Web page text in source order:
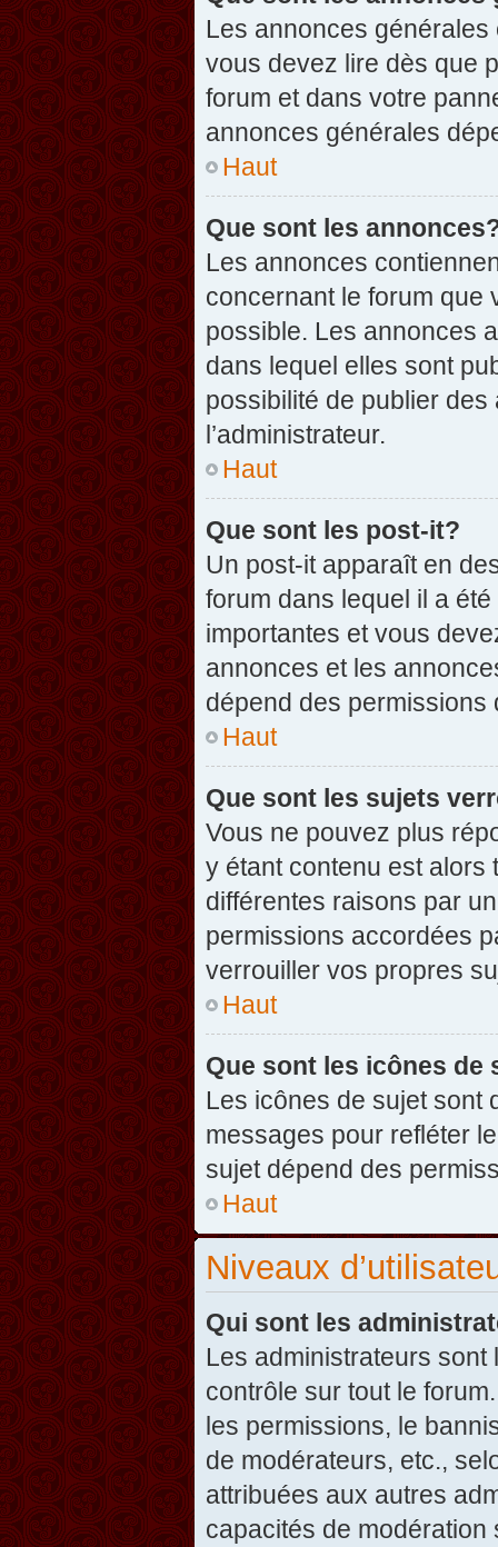
Les annonces
vous devez lire dès que
forum et dans votre
annonces générales
Haut
Que sont les
Les annonces
concernant le forum que
possible. Les annonces
dans lequel elles sont
possibilité de publier
l’administrateur.
Haut
Que sont les post-it?
Un post-it apparaît en
forum dans lequel il a
importantes et vous
annonces et les
dépend des permissions
Haut
Que sont les sujets
Vous ne pouvez plus
y étant contenu est alors
différentes raisons par
permissions accordées
verrouiller vos propres
Haut
Que sont les icônes de
Les icônes de sujet sont
messages pour refléter
sujet dépend des
Haut
Niveaux
Qui sont les
Les administrateurs
contrôle sur tout le
les permissions, le
de modérateurs, etc.,
attribuées aux autres
capacités de modération